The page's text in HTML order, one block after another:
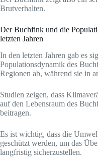
Brutverhalten.
Der Buchfink und die
letzten Jahren
In den letzten Jahren gab es
Populationsdynamik des
Regionen ab, während sie in
Studien zeigen, dass
auf den Lebensraum des
beitragen.
Es ist wichtig, dass die
geschützt werden, um das
langfristig sicherzustellen.